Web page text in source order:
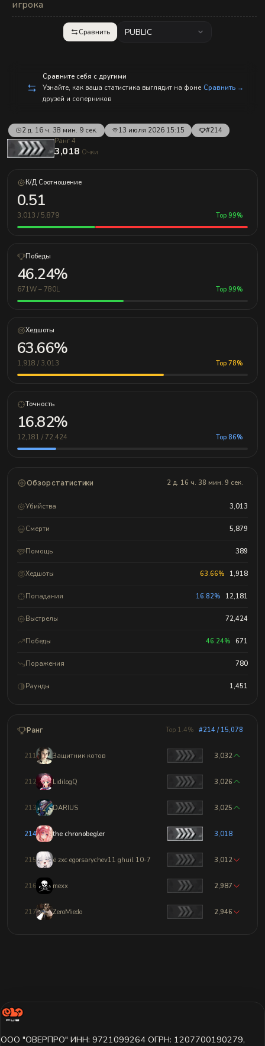
игрока
Сравнить PUBLIC
Сравните себя с другими
Узнайте, как ваша статистика выглядит на фоне
друзей и соперников
Сравнить →
2 д. 16 ч. 38 мин. 9 сек. 13 июля 2026 15:15
#214
Ранг 4
3,018 Очки
К/Д Соотношение
0.51
3,013 / 5,879 Top 99%
Победы
46.24%
671W – 780L Top 99%
Хедшоты
63.66%
1,918 / 3,013 Top 78%
Точность
16.82%
12,181 / 72,424 Top 86%
Обзор статистики 2 д. 16 ч. 38 мин. 9 сек.
Убийства 3,013
Смерти 5,879
Помощь 389
Хедшоты 63.66% 1,918
Попадания 16.82% 12,181
Выстрелы 72,424
Победы 46.24% 671
Поражения 780
Раунды 1,451
Ранг Top 1.4% #214 / 15,078
211 Защитник котов 3,032
212 LidilogQ 3,026
213 DARIUS 3,025
214 the chronobegler 3,018
215 ё zxc egorsarychev11 ghuil 10-7 3,012
216 mexx 2,987
217 ZeroMiedo 2,946
ООО "ОВЕРПРО" ИНН: 9721099264 ОГРН: 1207700190279,
с
п
р
м!